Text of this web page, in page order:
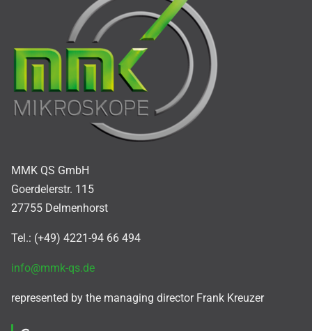
MMK QS GmbH
Goerdelerstr. 115
27755 Delmenhorst
Tel.: (+49) 4221-94 66 494
info@mmk-qs.de
represented by the managing director Frank Kreuzer